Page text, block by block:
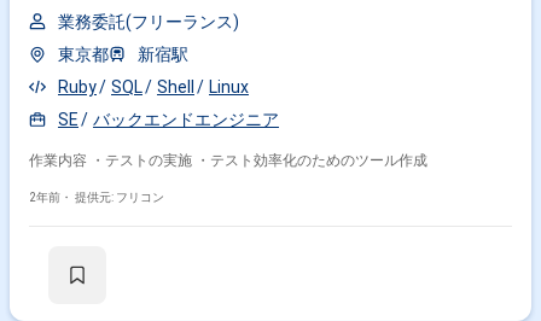
業務委託(フリーランス)
東京都
新宿駅
Ruby
SQL Shell
Linux
SE
バックエンドエンジニア
作業内容 ・テストの実施 ・テスト効率化のためのツール作成
2年前・ 提供元: フリコン